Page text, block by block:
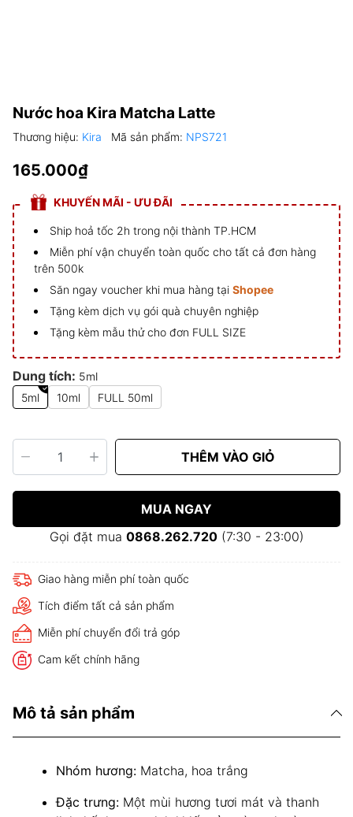
Nước hoa Kira Matcha Latte
Thương hiệu: Kira Mã sản phẩm: NPS721
165.000₫
KHUYẾN MÃI - ƯU ĐÃI
Ship hoả tốc 2h trong nội thành TP.HCM
Miễn phí vận chuyển toàn quốc cho tất cả đơn hàng
trên 500k
Săn ngay voucher khi mua hàng tại Shopee
Tặng kèm dịch vụ gói quà chuyên nghiệp
Tặng kèm mẫu thử cho đơn FULL SIZE
Dung tích: 5ml
5ml
10ml FULL 50ml
THÊM VÀO GIỎ
MUA NGAY
Gọi đặt mua 0868.262.720(7:30 - 23:00)
Giao hàng miễn phí toàn quốc
Tích điểm tất cả sản phẩm
Miễn phí chuyển đổi trả góp
Cam kết chính hãng
Mô tả sản phẩm
Nhóm hương: Matcha, hoa trắng
Đặc trưng: Một mùi hương tươi mát và thanh